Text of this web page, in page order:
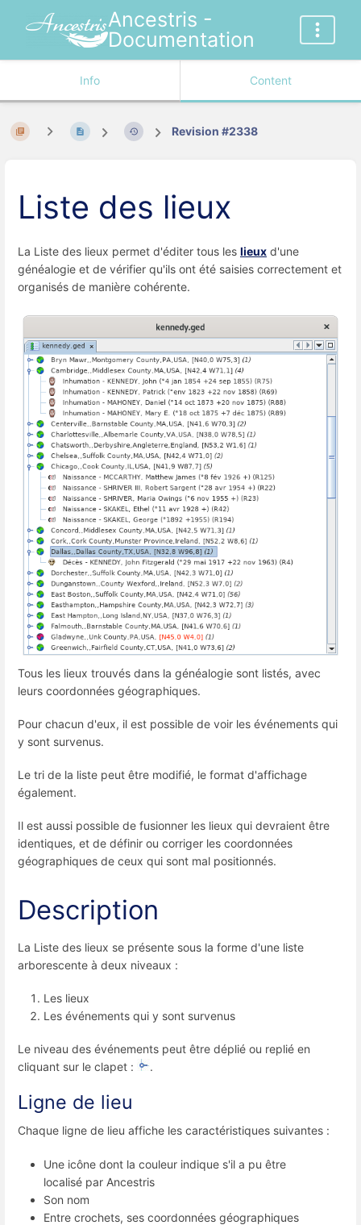
Ancestris -
Documentation
Info Content
Revision #2338
Liste des lieux
La Liste des lieux permet d'éditer tous les lieux d'une
généalogie et de vérifier qu'ils ont été saisies correctement et
organisés de manière cohérente.
Tous les lieux trouvés dans la généalogie sont listés, avec
leurs coordonnées géographiques.
Pour chacun d'eux, il est possible de voir les événements qui
y sont survenus.
Le tri de la liste peut être modifié, le format d'affichage
également.
Il est aussi possible de fusionner les lieux qui devraient être
identiques, et de définir ou corriger les coordonnées
géographiques de ceux qui sont mal positionnés.
Description
La Liste des lieux se présente sous la forme d'une liste
arborescente à deux niveaux :
Les lieux
Les événements qui y sont survenus
Le niveau des événements peut être déplié ou replié en
cliquant sur le clapet :
.
Ligne de lieu
Chaque ligne de lieu affiche les caractéristiques suivantes :
Une icône dont la couleur indique s'il a pu être
localisé par Ancestris
Son nom
Entre crochets, ses coordonnées géographiques